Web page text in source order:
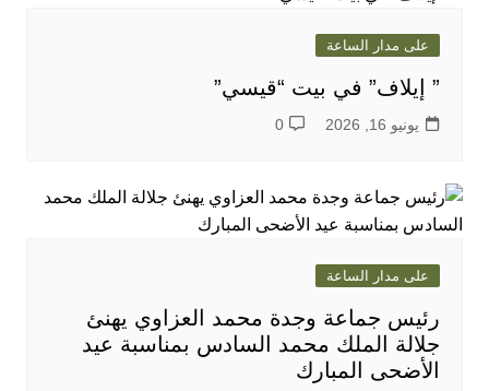
على مدار الساعة
” إيلاف” في بيت “قيسي”
يونيو 16, 2026 0
على مدار الساعة
رئيس جماعة وجدة محمد العزاوي يهنئ
جلالة الملك محمد السادس بمناسبة عيد
الأضحى المبارك